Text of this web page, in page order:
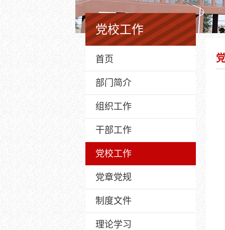
党校工作
首页
部门简介
组织工作
干部工作
党校工作
党章党规
制度文件
理论学习